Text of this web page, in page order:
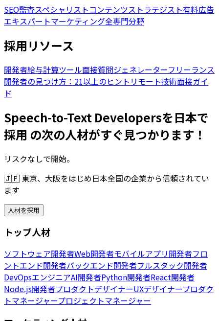
SEO監査スペシャリストコンテンツストラテジスト有料広告
エキスパートマーケティング全専門分野
採用リソース
開発者給与計算ツール面接質問ジェネレーターフリーランス
開発者の見つけ方：21以上のヒント リモート技術面接ガイ
ド
Speech-to-Text Developersを日本で
採用 の次の人材がすぐ見つかります！
リスクなしで開始。
🇯🇵 東京、大阪をはじめ日本全国の企業から信頼されてい
ます
人材を採用
トップ人材
ソフトウェア開発者Web開発者モバイルアプリ開発者フロ
ントエンド開発者バックエンド開発者フルスタック開発者
DevOpsエンジニアAI開発者Python開発者React開発者
Node.js開発者プロダクトデザイナーUXデザイナープロダク
トマネージャープロジェクトマネージャー